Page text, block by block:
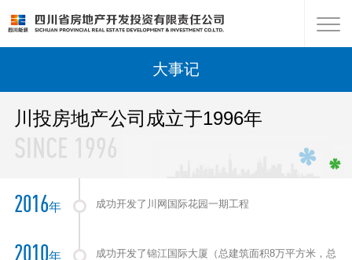
大事记
川投房地产公司成立于1996年
2016年 成功开发了川网国际花园一期工程
2010年
成功开发了锦江国际大厦（总建筑面积8万平方米，总